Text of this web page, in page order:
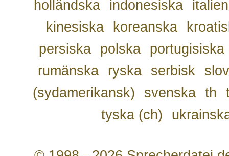
holländska
indonesiska
kinesiska
koreanska
persiska
polska
portugisiska
rumänska
ryska serbisk
(sydamerikansk)
svenska th
tyska (ch)